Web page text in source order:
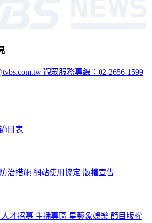
觀眾服務專線：02-2656-1599
目表
治措施 網站使用協定 版權宣告
人才招募 主播專區 星藝象娛樂 節目版權